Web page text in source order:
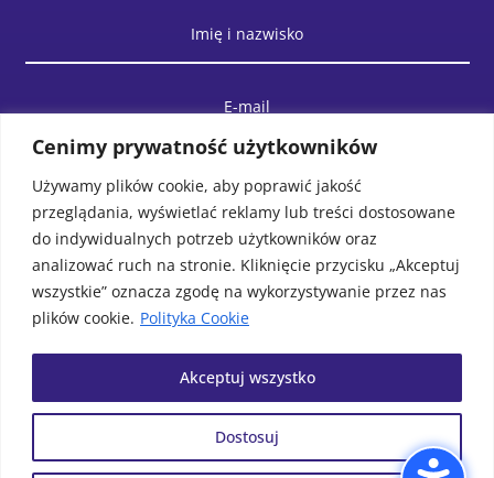
Cenimy prywatność użytkowników
Używamy plików cookie, aby poprawić jakość
przeglądania, wyświetlać reklamy lub treści dostosowane
do indywidualnych potrzeb użytkowników oraz
analizować ruch na stronie. Kliknięcie przycisku „Akceptuj
wszystkie” oznacza zgodę na wykorzystywanie przez nas
plików cookie. Polityka Cookie
Dostosuj
Akceptuj wszystko
© Biblioteka Publiczna Gminy
Wolin. Wszystkie prawa
Projek i realizacja MAWU.PL